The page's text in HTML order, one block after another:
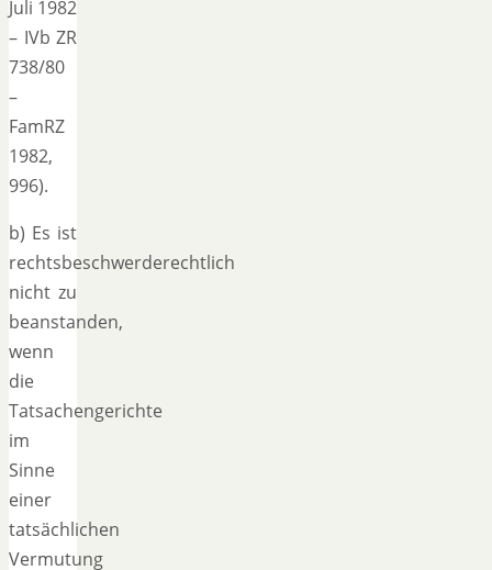
Juli 1982
– IVb ZR
738/80
–
FamRZ
1982,
996).
b) Es ist
rechtsbeschwerderechtlich
nicht zu
beanstanden,
wenn
die
Tatsachengerichte
im
Sinne
einer
tatsächlichen
Vermutung